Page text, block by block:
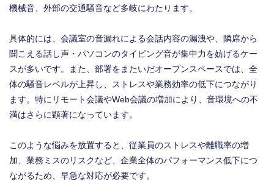
機械音、外部の交通騒音など多岐にわたります。
具体的には、会議室の音漏れによる会話内容の漏洩や、隣席から
聞こえる話し声・パソコンのタイピング音が集中力を妨げるケー
スが多いです。また、部署をまたいだオープンスペースでは、全
体の騒音レベルが上昇し、ストレスや業務効率の低下につながり
ます。特にリモート会議やWeb会議の増加により、音環境への不
満はさらに顕著になっています。
このような悩みを放置すると、従業員のストレスや離職率の増
加、業務ミスのリスクなど、企業全体のパフォーマンス低下につ
ながるため、早急な対応が必要です。